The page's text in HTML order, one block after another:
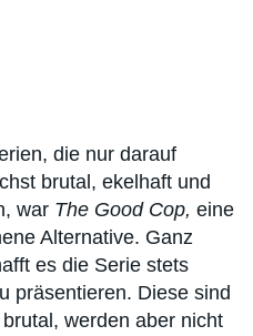
die nur darauf
brutal, ekelhaft und
war The Good Cop,eine
Alternative. Ganz
es die Serie stets
präsentieren. Diese sind
werden aber nicht